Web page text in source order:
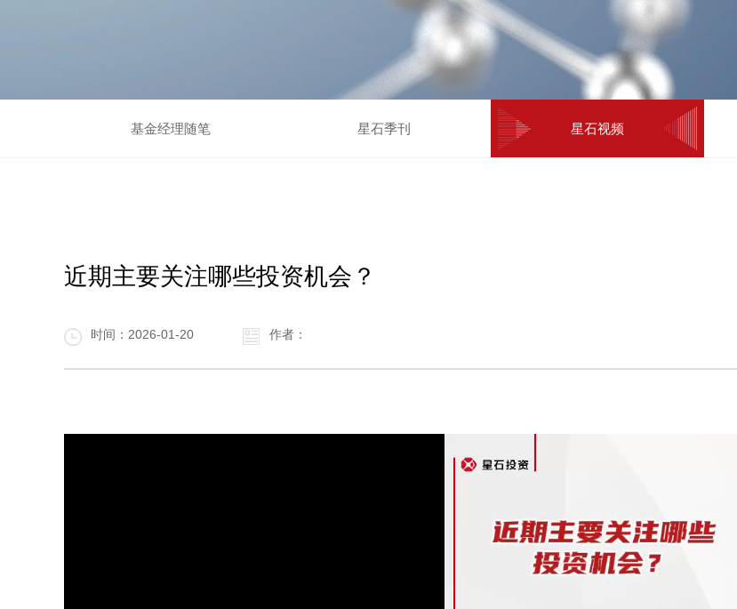
基金经理随笔 星石季刊 星石视频
近期主要关注哪些投资机会？
时间：2026-01-20 作者：